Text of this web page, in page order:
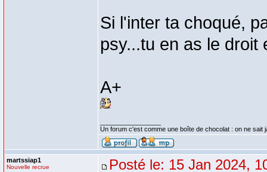
Si l'inter ta choqué,
psy...tu en as le droit
A+
Un forum c'est comme une boîte de chocolat : on ne sait
martssiap1
Nouvelle recrue Posté le: 15 Jan 2024,